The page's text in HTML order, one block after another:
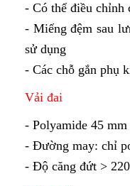
- Có thể điều chỉnh
- Miếng đệm sau
sử dụng
- Các chỗ gắn phụ
Vải đai
- Polyamide 45 mm
- Đường may: chỉ
- Độ căng đứt >